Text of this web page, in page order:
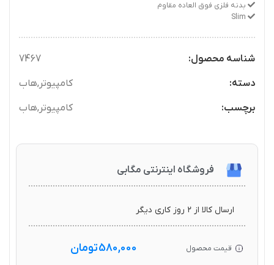
بدنه فلزی فوق العاده مقاوم
شناسه محصول:
7467
دسته:
کامپیوتر ,هاب
برچسب:
کامپیوتر ,هاب
فروشگاه اینترنتی مگابی
ارسال کالا از ۲ روز کاری دیگر
قیمت محصول 580,000تومان